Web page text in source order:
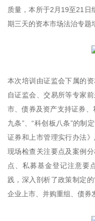
质量，本所于2月19至21日
期三天的资本市场法治专题
本次培训由证监会下属的
自证监会、交易所等专家
市、债券及资产支持证券
九条”、“科创板八条”的制
证券和上市管理实行办法
现场检查关注要点及案例
点、私募基金登记注意要
践，深入剖析了政策制定
企业上市、并购重组、债券